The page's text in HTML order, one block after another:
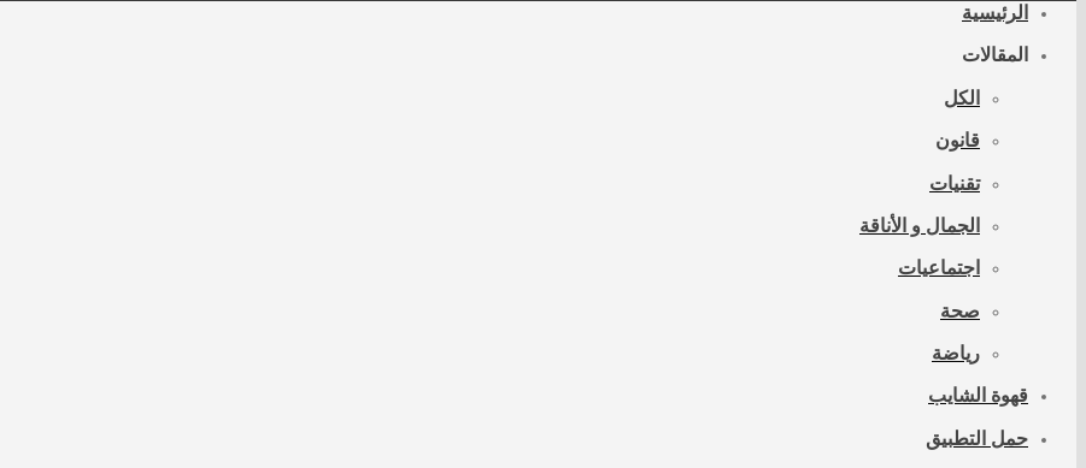
الرئيسية
المقالات
الكل
قانون
تقنيات
الجمال و الأناقة
اجتماعيات
صحة
رياضة
قهوة الشايب
حمل التطبيق